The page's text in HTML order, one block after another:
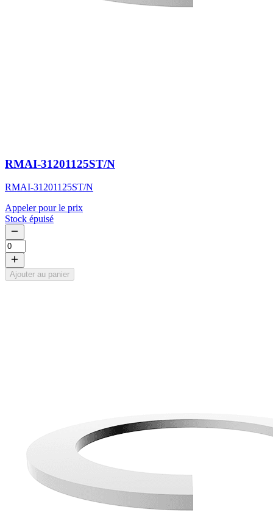
RMAI-31201125ST/N
RMAI-31201125ST/N
Appeler pour le prix
Stock épuisé
Ajouter au panier